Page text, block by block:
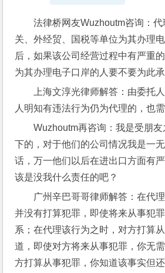
法律桥网友Wuzhoutm咨询：
关、外经贸、国税等单位为其办理
后，如果该公司经营过程中有严重
为其办理电子口岸的人要不要为此
上海文淳光律师解答：由委托
人明知有违法行为仍为代理的，也需
Wuzhoutm再咨询：我是受朋
下的，对于他们的公司情况我是一
话，万一他们以后在进出口方面有
该是没我什么责任的吧？
广州辛巴哥哥律师解答：在代
并没有打算犯罪，即使将来从事犯
系；在代理该行为之时，对方打算
道，即使对方将来从事犯罪，你无
方打算从事犯罪，你知道该事实但